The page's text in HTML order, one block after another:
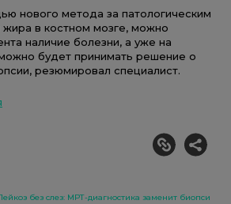
нового метода за патологическим
в костном мозге, можно
наличие болезни, а уже на
будет принимать решение о
резюмировал специалист.
без слез: МРТ-диагностика заменит биопсию